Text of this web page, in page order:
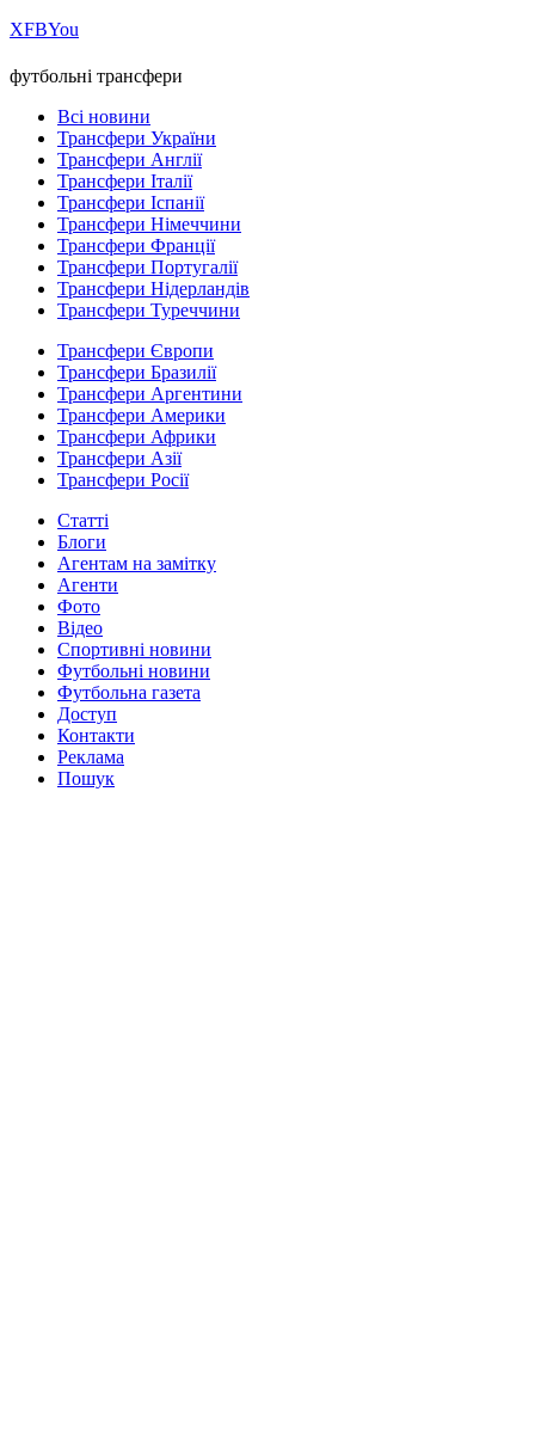
ХFBYou
футбольні трансфери
Всі новини
Трансфери України
Трансфери Англії
Трансфери Італії
Трансфери Іспанії
Трансфери Німеччини
Трансфери Франції
Трансфери Португалії
Трансфери Нідерландів
Трансфери Туреччини
Трансфери Європи
Трансфери Бразилії
Трансфери Аргентини
Трансфери Америки
Трансфери Африки
Трансфери Азії
Трансфери Росії
Статті
Блоги
Агентам на замітку
Агенти
Фото
Відео
Спортивні новини
Футбольні новини
Футбольна газета
Доступ
Контакти
Реклама
Пошук